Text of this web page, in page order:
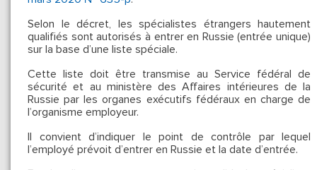
Selon le décret, les spécialistes étrangers hautement
qualifiés sont autorisés à entrer en Russie (entrée unique)
sur la base d’une liste spéciale.
Cette liste doit être transmise au Service fédéral de
sécurité et au ministère des Affaires intérieures de la
Russie par les organes exécutifs fédéraux en charge de
l’organisme employeur.
Il convient d’indiquer le point de contrôle par lequel
l’employé prévoit d’entrer en Russie et la date d’entrée.